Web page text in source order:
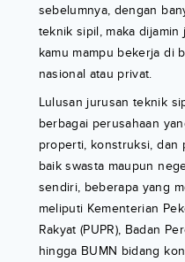
sebelumnya, dengan
teknik sipil, maka
kamu mampu bekerja di
nasional atau privat.
Lulusan jurusan teknik
berbagai perusahaan
properti, konstruksi, dan
baik swasta maupun
sendiri, beberapa yang
meliputi Kementerian
Rakyat (PUPR), Badan
hingga BUMN bidang